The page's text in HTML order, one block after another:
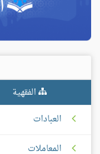
الفقهية
العبادات
المعاملات